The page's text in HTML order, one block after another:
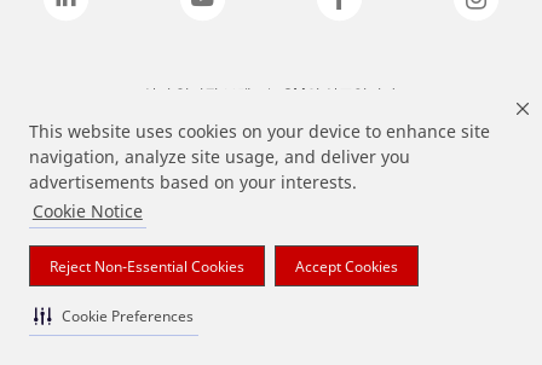
This website uses cookies on your device to enhance site
navigation, analyze site usage, and deliver you
advertisements based on your interests.
Cookie Notice
Reject Non-Essential Cookies Accept Cookies
Cookie Preferences
상기 열거된 브랜드는 3M의 상표입니다.